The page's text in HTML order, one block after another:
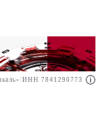
ИНН: 7708095468
ИНН 7841290773